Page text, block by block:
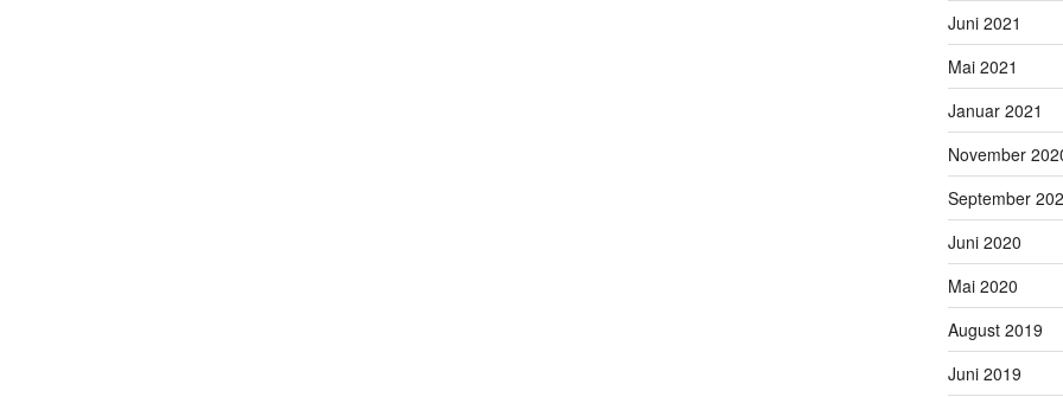
Juni 2021
Mai 2021
Januar 2021
November
September
Juni 2020
Mai 2020
August 2019
Juni 2019